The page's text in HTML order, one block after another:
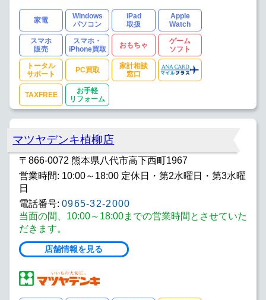
家電
Windows
パソコン
iPad
取扱
Apple
Watch
スマホ
販売
スマホ・
iPhone買取
おもちゃ
ゲーム
ソフト
トータル
サポート
PC買取
家計相談
窓口
TAXFREE
お手軽
リフォーム
マツヤデンキ植柳店
〒866-0072 熊本県八代市高下西町1967
営業時間: 10:00～18:00 定休日・第2水曜日・第3水曜
日
電話番号: 0965-32-2000
当面の間、10:00～18:00までの営業時間とさせていた
だきます。
店舗情報を見る